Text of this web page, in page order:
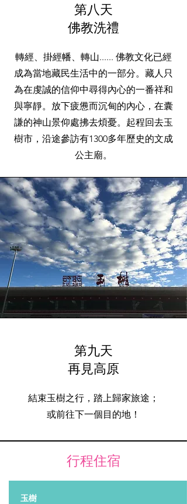
第八​天
佛教洗禮
轉經、掛經幡、轉山...... 佛教文化已經
成為當地藏民生活中的一部分。藏人只
為在虔誠的信仰中尋得內心的一番祥和
與寧靜。放下疲憊而沉甸的內心，在囊
謙的神山景仰處拂去煩憂。起程回去玉
樹市，沿途參訪有1300多年歷史的文成
公主廟。
第九天
再見高原
結束玉樹之行，踏上歸家旅途；
或前往下一個目的地！
行程住宿
玉樹